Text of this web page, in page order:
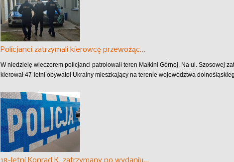
Policjanci zatrzymali kierowcę przewożąc…
W niedzielę wieczorem policjanci patrolowali teren Małkini Górnej. Na ul. Szosowej
kierował 47-letni obywatel Ukrainy mieszkający na terenie województwa